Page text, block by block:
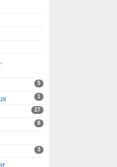
5
1
27
8
3